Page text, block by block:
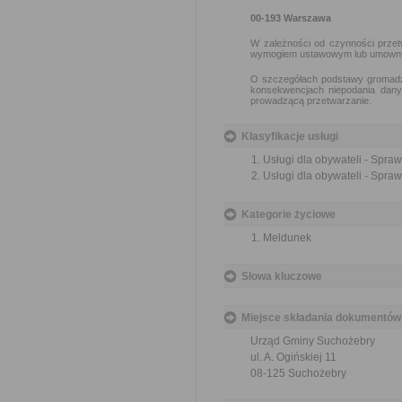
00-193 Warszawa
W zależności od czynności
wymogiem ustawowym lub
O szczegółach podstawy
konsekwencjach niepodania
prowadzącą przetwarzanie.
Klasyfikacje usługi
Usługi dla obywateli -
Usługi dla obywateli -
Kategorie życiowe
Meldunek
Słowa kluczowe
Miejsce składania dokumentów
Urząd Gminy Suchożebry
ul. A. Ogińskiej 11
08-125 Suchożebry